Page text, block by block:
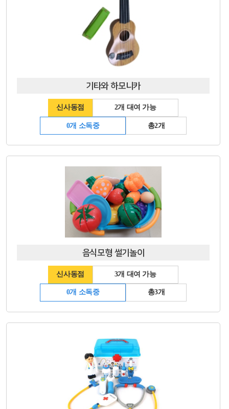
기타와 하모니카
신사동점 2개 대여 가능
0개 소독중 총2개
음식모형 썰기놀이
신사동점 3개 대여 가능
0개 소독중 총3개